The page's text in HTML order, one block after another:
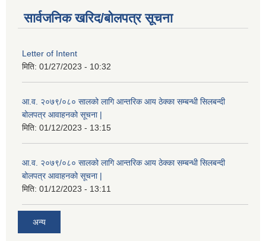
सार्वजनिक खरिद/बोलपत्र सूचना
Letter of Intent
मिति: 01/27/2023 - 10:32
आ.व. २०७९/०८० सालको लागि आन्तरिक आय ठेक्का सम्बन्धी सिलबन्दी
बोलपत्र आवाहनको सूचना |
मिति: 01/12/2023 - 13:15
आ.व. २०७९/०८० सालको लागि आन्तरिक आय ठेक्का सम्बन्धी सिलबन्दी
बोलपत्र आवाहनको सूचना |
मिति: 01/12/2023 - 13:11
अन्य